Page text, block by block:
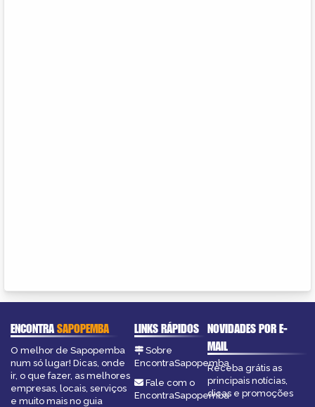
ENCONTRASAPOPEMBA
O melhor de Sapopemba
num só lugar! Dicas, onde
ir, o que fazer, as melhores
empresas, locais, serviços
e muito mais no guia
LINKS RÁPIDOS
Sobre
EncontraSapopemba
Fale com o
EncontraSapopemba
NOVIDADES POR E-
MAIL
Receba grátis as
principais notícias,
dicas e promoções